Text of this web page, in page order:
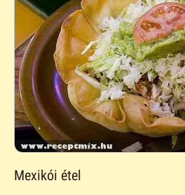
Mexikói étel